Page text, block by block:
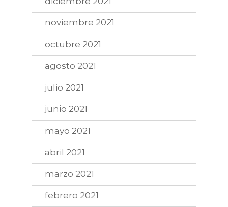
noviembre 2021
octubre 2021
agosto 2021
julio 2021
junio 2021
mayo 2021
abril 2021
marzo 2021
febrero 2021